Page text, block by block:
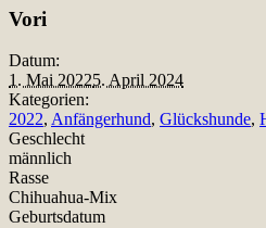
Vori
Datum:
1. Mai 20225. April 2024
Kategorien:
2022, Anfängerhund, Glückshunde,
Geschlecht
männlich
Rasse
Chihuahua-Mix
Geburtsdatum